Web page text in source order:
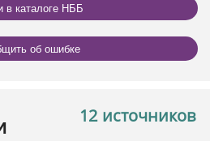
в каталоге НББ
об ошибке
12 источников